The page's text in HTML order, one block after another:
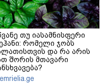
თუ იასამნისფერი
რომელი ჯობს
და რა არის
შორის მთავარი